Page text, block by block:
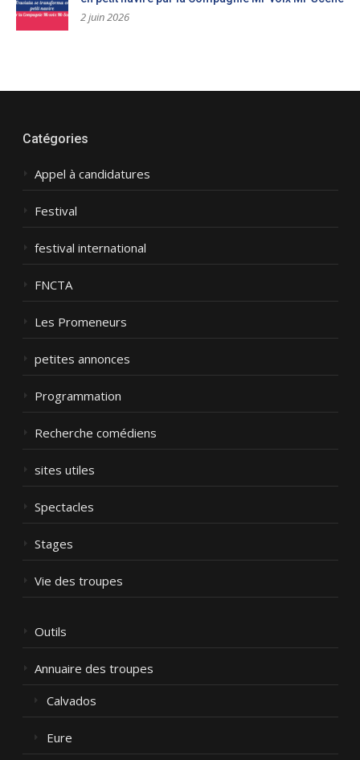
2 juin 2026
Catégories
Appel à candidatures
Festival
festival international
FNCTA
Les Promeneurs
petites annonces
Programmation
Recherche comédiens
sites utiles
Spectacles
Stages
Vie des troupes
Outils
Annuaire des troupes
Calvados
Eure